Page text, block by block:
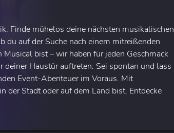
Finde mühelos deine nächsten musikalischen
du auf der Suche nach einem mitreißenden
bist – wir haben für jeden Geschmack
Haustür auftreten. Sei spontan und lass
Event-Abenteuer im Voraus. Mit
der Stadt oder auf dem Land bist. Entdecke